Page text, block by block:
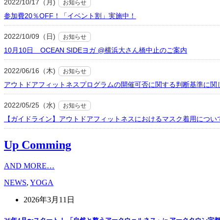
2022/10/17（月) お知らせ
参加費20％OFF！「イベント割」実施中！
2022/10/09（日) お知らせ
10月10日 OCEAN SIDEヨガ @横浜大さん橋中止のご案内
2022/06/16（木) お知らせ
アウトドアフィットネスプログラムの開催可否に関する判断基準に関
2022/05/25（水) お知らせ
【ガイドライン】アウトドアフィットネスにおけるマスク着用につい
Up Comming
AND MORE…
NEWS, YOGA
2026年3月11日